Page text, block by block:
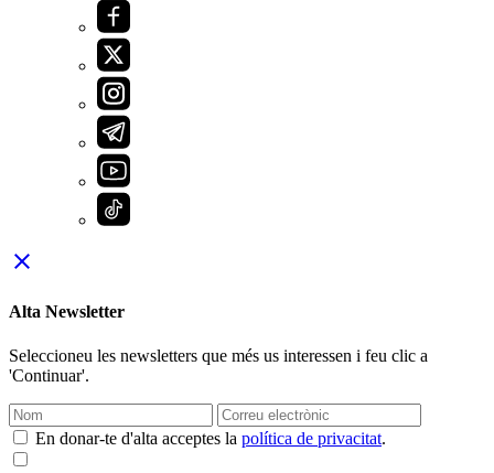
close
Alta Newsletter
Seleccioneu les newsletters que més us interessen i feu clic a
'Continuar'.
En donar-te d'alta acceptes la política de privacitat.